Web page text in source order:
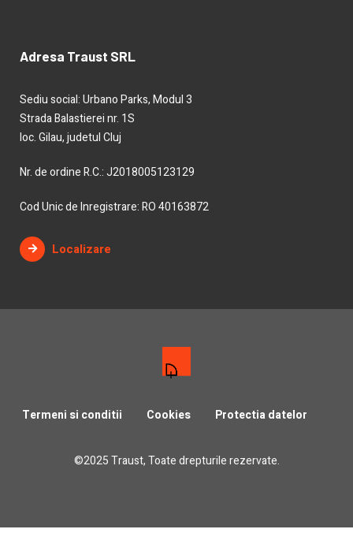
Adresa Traust SRL
Sediu social: Urbano Parks, Modul 3
Strada Balastierei nr. 1S
loc. Gilau, judetul Cluj
Nr. de ordine R.C.: J2018005123129
Cod Unic de Inregistrare: RO 40163872
Localizare
Termeni si conditii Cookies Protectia datelor
©2025 Traust, Toate drepturile rezervate.